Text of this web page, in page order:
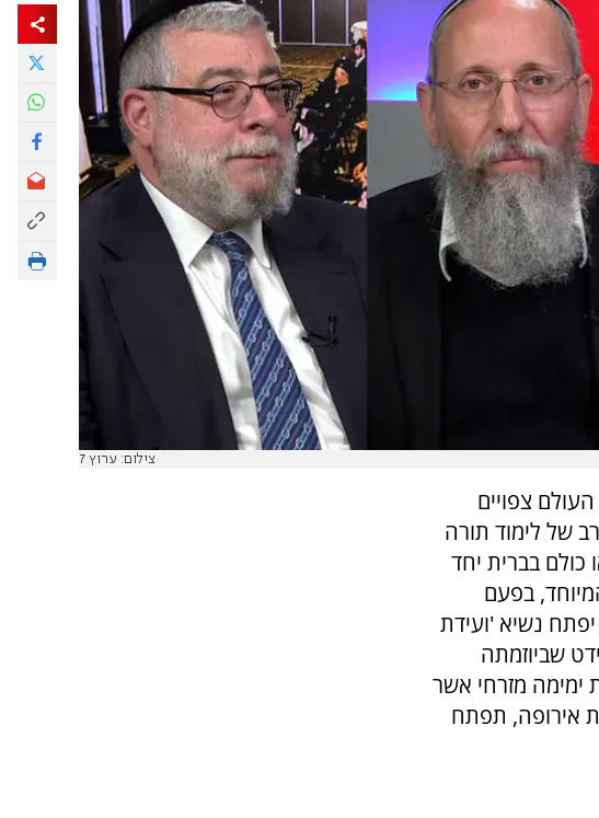
צילום: ערוץ 7
צפויים
של לימוד תורה
בברית יחד
בפעם
יפתח נשיא 'ועידת
שביוזמתה
ימימה מזרחי אשר
אירופה, תפתח